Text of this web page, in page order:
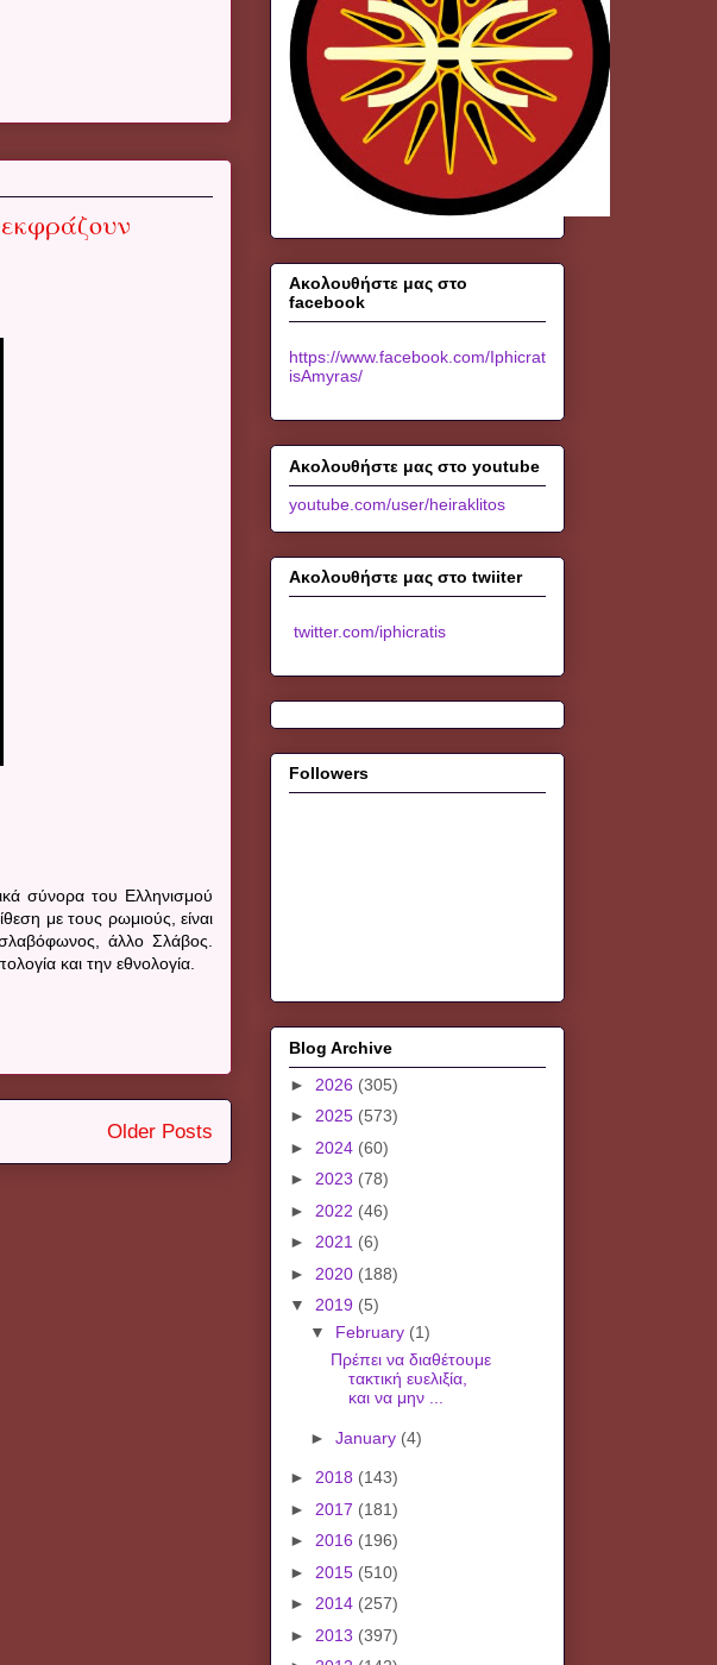
σύνορα του Ελληνισμού
με τους ρωμιούς, είναι
άλλο Σλάβος.
και την εθνολογία.
Older Posts
Ακολουθήστε μας στο
facebook
https://www.facebook.com/Iphicrat
isAmyras/
Ακολουθήστε μας στο youtube
youtube.com/user/heiraklitos
Ακολουθήστε μας στο twiiter
twitter.com/iphicratis
Followers
Blog Archive
► 2026 (305)
► 2025 (573)
► 2024 (60)
► 2023 (78)
► 2022 (46)
► 2021 (6)
► 2020 (188)
▼ 2019 (5)
▼ February (1)
Πρέπει να διαθέτουμε
τακτική ευελιξία,
και να μην ...
► January (4)
► 2018 (143)
► 2017 (181)
► 2016 (196)
► 2015 (510)
► 2014 (257)
► 2013 (397)